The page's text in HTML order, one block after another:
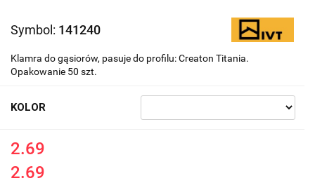
Symbol: 141240
Klamra do gąsiorów, pasuje do profilu: Creaton Titania.
Opakowanie 50 szt.
KOLOR
2.69
2.69